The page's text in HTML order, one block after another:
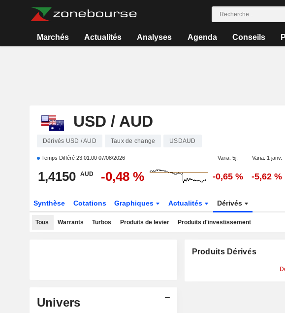
Marchés Actualités Analyses Agenda Conseils
USD / AUD
Dérivés USD / AUD Taux de change USDAUD
Temps Différé 23:01:00 07/08/2026 Varia. 5j. Varia. 1 janv.
1,4150 AUD -0,48 % -0,65 % -5,62 %
Synthèse Cotations Graphiques Actualités Dérivés
Tous Warrants Turbos Produits de levier Produits d'investissement
Univers
Produits Dérivés